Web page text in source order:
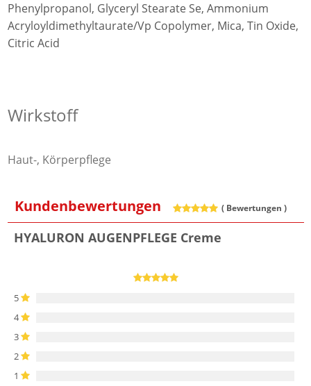
Phenylpropanol, Glyceryl Stearate Se, Ammonium
Acryloyldimethyltaurate/Vp Copolymer, Mica, Tin Oxide,
Citric Acid
Wirkstoff
Haut-, Körperpflege
Kundenbewertungen ( Bewertungen )
HYALURON AUGENPFLEGE Creme
5
4
3
2
1